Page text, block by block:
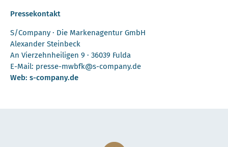
Pressekontakt
S/Company · Die Markenagentur GmbH
Alexander Steinbeck
An Vierzehnheiligen 9 · 36039 Fulda
E-Mail: presse-mwbfk@s-company.de
Web: s-company.de